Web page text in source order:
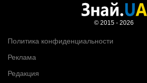
Политика конфиденциальности
Реклама
Редакция
© 2015 - 2026